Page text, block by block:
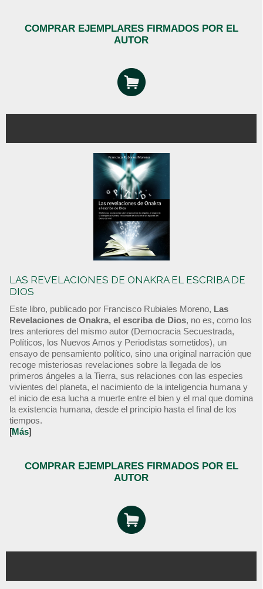
COMPRAR EJEMPLARES FIRMADOS POR EL
AUTOR
LAS REVELACIONES DE ONAKRA EL ESCRIBA DE
DIOS
Este libro, publicado por Francisco Rubiales Moreno, Las
Revelaciones de Onakra, el escriba de Dios, no es, como los
tres anteriores del mismo autor (Democracia Secuestrada,
Políticos, los Nuevos Amos y Periodistas sometidos), un
ensayo de pensamiento político, sino una original narración que
recoge misteriosas revelaciones sobre la llegada de los
primeros ángeles a la Tierra, sus relaciones con las especies
vivientes del planeta, el nacimiento de la inteligencia humana y
el inicio de esa lucha a muerte entre el bien y el mal que domina
la existencia humana, desde el principio hasta el final de los
tiempos.
[Más]
COMPRAR EJEMPLARES FIRMADOS POR EL
AUTOR